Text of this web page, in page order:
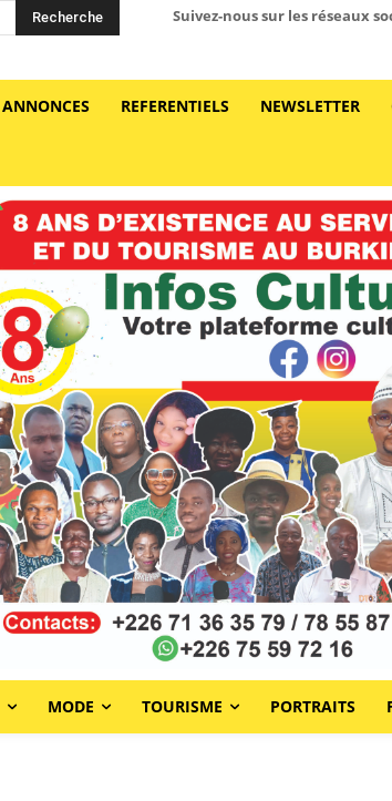
Recherche Suivez-nous sur les réseaux
ANNONCES REFERENTIELS NEWSLETTER
MODE TOURISME PORTRAITS